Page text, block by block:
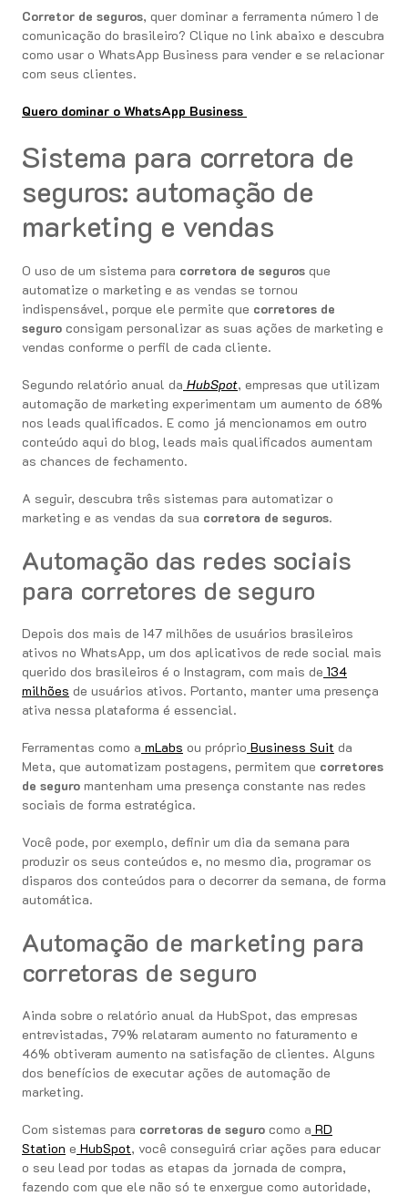
Corretor de seguros, quer dominar a ferramenta número 1 de
comunicação do brasileiro? Clique no link abaixo e descubra
como usar o WhatsApp Business para vender e se relacionar
com seus clientes.
Quero dominar o WhatsApp Business
Sistema para corretora de
seguros: automação de
marketing e vendas
O uso de um sistema para corretora de seguros que
automatize o marketing e as vendas se tornou
indispensável, porque ele permite que corretores de
seguro consigam personalizar as suas ações de marketing e
vendas conforme o perfil de cada cliente.
Segundo relatório anual da HubSpot, empresas que utilizam
automação de marketing experimentam um aumento de 68%
nos leads qualificados. E como já mencionamos em outro
conteúdo aqui do blog, leads mais qualificados aumentam
as chances de fechamento.
A seguir, descubra três sistemas para automatizar o
marketing e as vendas da sua corretora de seguros.
Automação das redes sociais
para corretores de seguro
Depois dos mais de 147 milhões de usuários brasileiros
ativos no WhatsApp, um dos aplicativos de rede social mais
querido dos brasileiros é o Instagram, com mais de 134
milhões de usuários ativos. Portanto, manter uma presença
ativa nessa plataforma é essencial.
Ferramentas como a mLabs ou próprio Business Suit da
Meta, que automatizam postagens, permitem que corretores
de seguro mantenham uma presença constante nas redes
sociais de forma estratégica.
Você pode, por exemplo, definir um dia da semana para
produzir os seus conteúdos e, no mesmo dia, programar os
disparos dos conteúdos para o decorrer da semana, de forma
automática.
Automação de marketing para
corretoras de seguro
Ainda sobre o relatório anual da HubSpot, das empresas
entrevistadas, 79% relataram aumento no faturamento e
46% obtiveram aumento na satisfação de clientes. Alguns
dos benefícios de executar ações de automação de
marketing.
Com sistemas para corretoras de seguro como a RD
Station e HubSpot, você conseguirá criar ações para educar
o seu lead por todas as etapas da jornada de compra,
fazendo com que ele não só te enxergue como autoridade,